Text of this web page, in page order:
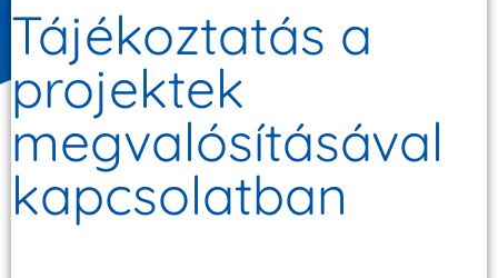
Tájékoztatás a
projektek
megvalósításával
kapcsolatban